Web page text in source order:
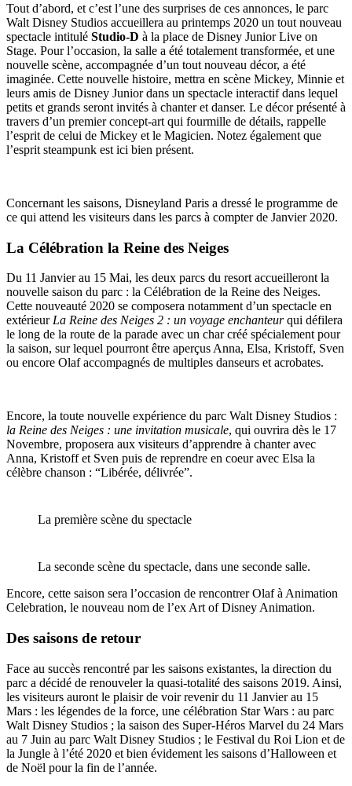
Tout d’abord, et c’est l’une des surprises de ces annonces, le parc
Walt Disney Studios accueillera au printemps 2020 un tout nouveau
spectacle intitulé Studio-D à la place de Disney Junior Live on
Stage. Pour l’occasion, la salle a été totalement transformée, et une
nouvelle scène, accompagnée d’un tout nouveau décor, a été
imaginée. Cette nouvelle histoire, mettra en scène Mickey, Minnie et
leurs amis de Disney Junior dans un spectacle interactif dans lequel
petits et grands seront invités à chanter et danser. Le décor présenté à
travers d’un premier concept-art qui fourmille de détails, rappelle
l’esprit de celui de Mickey et le Magicien. Notez également que
l’esprit steampunk est ici bien présent.
Concernant les saisons, Disneyland Paris a dressé le programme de
ce qui attend les visiteurs dans les parcs à compter de Janvier 2020.
La Célébration la Reine des Neiges
Du 11 Janvier au 15 Mai, les deux parcs du resort accueilleront la
nouvelle saison du parc : la Célébration de la Reine des Neiges.
Cette nouveauté 2020 se composera notamment d’un spectacle en
extérieur La Reine des Neiges 2 : un voyage enchanteurqui défilera
le long de la route de la parade avec un char créé spécialement pour
la saison, sur lequel pourront être aperçus Anna, Elsa, Kristoff, Sven
ou encore Olaf accompagnés de multiples danseurs et acrobates.
Encore, la toute nouvelle expérience du parc Walt Disney Studios :
la Reine des Neiges : une invitation musicale, qui ouvrira dès le 17
Novembre, proposera aux visiteurs d’apprendre à chanter avec
Anna, Kristoff et Sven puis de reprendre en coeur avec Elsa la
célèbre chanson : “Libérée, délivrée”.
La première scène du spectacle
La seconde scène du spectacle, dans une seconde salle.
Encore, cette saison sera l’occasion de rencontrer Olaf à Animation
Celebration, le nouveau nom de l’ex Art of Disney Animation.
Des saisons de retour
Face au succès rencontré par les saisons existantes, la direction du
parc a décidé de renouveler la quasi-totalité des saisons 2019. Ainsi,
les visiteurs auront le plaisir de voir revenir du 11 Janvier au 15
Mars : les légendes de la force, une célébration Star Wars : au parc
Walt Disney Studios ; la saison des Super-Héros Marvel du 24 Mars
au 7 Juin au parc Walt Disney Studios ; le Festival du Roi Lion et de
la Jungle à l’été 2020 et bien évidement les saisons d’Halloween et
de Noël pour la fin de l’année.